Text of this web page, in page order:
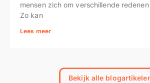
mensen zich om verschillende
Zo kan
Lees meer
Bekijk alle